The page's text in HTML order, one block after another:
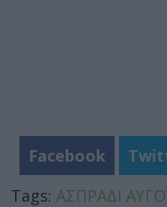
Facebook
Tags: ΑΣΠΡΑΔΙ